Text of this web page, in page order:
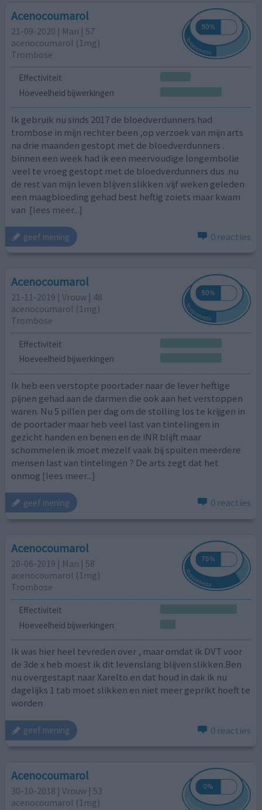
Acenocoumarol
21-09-2020 | Man | 57
acenocoumarol (1mg)
Trombose
Effectiviteit
Hoeveelheid bijwerkingen
Ik gebruik nu sinds 2017 de bloedverdunners had
trombose in mijn rechter been ,op verzoek van mijn arts
na drie maanden gestopt met de bloedverdunners .
binnen een week had ik een meervoudige longembolie
.veel te vroeg gestopt met de bloedverdunners dus .nu
de rest van mijn leven blijven slikken .vijf weken geleden
een maagbloeding gehad best heftig zoiets maar kwam
van [lees meer...]
geef mening 0 reacties
Acenocoumarol
21-11-2019 | Vrouw | 48
acenocoumarol (1mg)
Trombose
Effectiviteit
Hoeveelheid bijwerkingen
Ik heb een verstopte poortader naar de lever heftige
pijnen gehad aan de darmen die ook aan het verstoppen
waren. Nu 5 pillen per dag om de stolling los te krijgen in
de poortader maar heb veel last van tintelingen in
gezicht handen en benen en de iNR blijft maar
schommelen ik moet mezelf vaak bij spuiten meerdere
mensen last van tintelingen ? De arts zegt dat het
onmog [lees meer...]
geef mening 0 reacties
Acenocoumarol
20-06-2019 | Man | 58
acenocoumarol (1mg)
Trombose
Effectiviteit
Hoeveelheid bijwerkingen
Ik was hier heel tevreden over , maar omdat ik DVT voor
de 3de x heb moest ik dit levenslang blijven slikken.Ben
nu overgestapt naar Xarelto en dat houd in dak ik nu
dagelijks 1 tab moet slikken en niet meer geprikt hoeft te
worden
geef mening 0 reacties
Acenocoumarol
30-10-2018 | Vrouw | 53
acenocoumarol (1mg)